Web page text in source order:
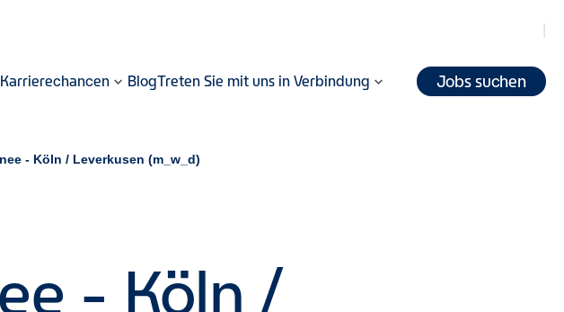
Karrierechancen BlogTreten Sie mit uns in Verbindung Jobs suchen
- Köln / Leverkusen (m_w_d)
- Köln /